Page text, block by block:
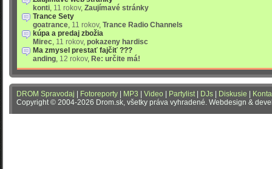
konti, 11 rokov, Zaujímavé stránky
Trance Sety
goatrance, 11 rokov, Trance Radio Channels
kúpa a predaj zbožia
Mirec, 11 rokov, pokazeny hardisc
Ma zmysel prestať fajčiť ???
anding, 12 rokov, Re: určite má!
DROM Spravodaj Fotoreporty MP3 Video Partylist| DJs Diskusie
Copyright © 2004-2026 Drom.sk, všetky práva vyhradené. Webdesign &